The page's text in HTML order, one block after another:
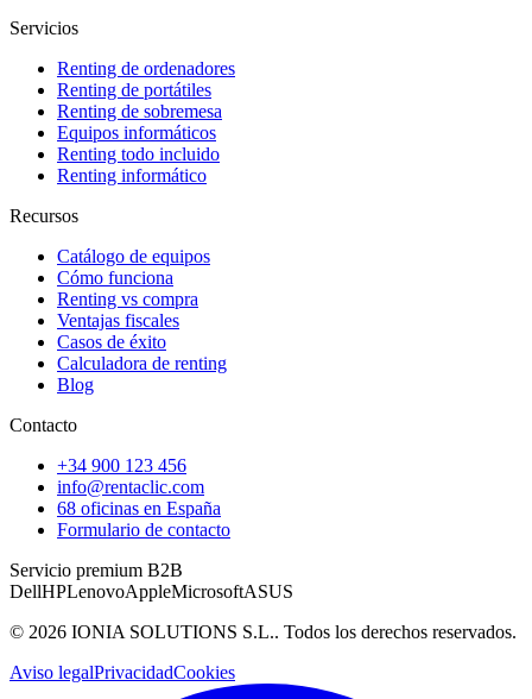
Servicios
Renting de ordenadores
Renting de portátiles
Renting de sobremesa
Equipos informáticos
Renting todo incluido
Renting informático
Recursos
Catálogo de equipos
Cómo funciona
Renting vs compra
Ventajas fiscales
Casos de éxito
Calculadora de renting
Blog
Contacto
+34 900 123 456
info@rentaclic.com
68 oficinas en España
Formulario de contacto
Servicio premium B2B
DellHPLenovoAppleMicrosoftASUS
© 2026 IONIA SOLUTIONS S.L.. Todos los derechos reservados.
Aviso legalPrivacidadCookies